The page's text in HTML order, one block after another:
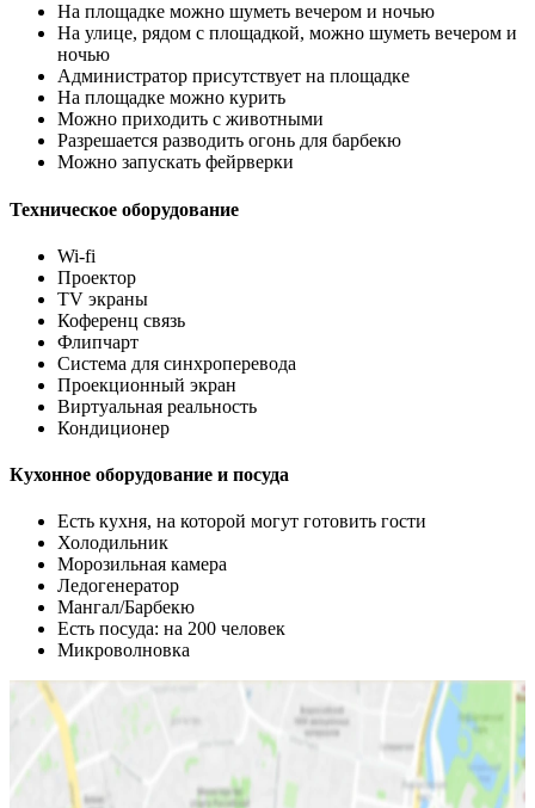
На площадке можно шуметь вечером и ночью
На улице, рядом с площадкой, можно шуметь вечером и
ночью
Администратор присутствует на площадке
На площадке можно курить
Можно приходить с животными
Разрешается разводить огонь для барбекю
Можно запускать фейрверки
Техническое оборудование
Wi-fi
Проектор
TV экраны
Коференц связь
Флипчарт
Система для синхроперевода
Проекционный экран
Виртуальная реальность
Кондиционер
Кухонное оборудование и посуда
Есть кухня, на которой могут готовить гости
Холодильник
Морозильная камера
Ледогенератор
Мангал/Барбекю
Есть посуда: на 200 человек
Микроволновка